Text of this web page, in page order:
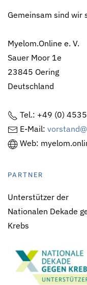
Gemeinsam sind wir
Myelom.Online e. V.
Sauer Moor 1e
23845 Oering
Deutschland
Tel.: +49 (0)
E-Mail:
Web:
PARTNER
Unterstützer der
Nationalen Dekade
Krebs